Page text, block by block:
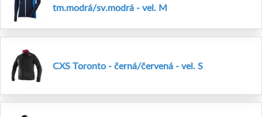
tm.modrá/sv.modrá - vel. M
CXS Toronto - černá/červená - vel. S